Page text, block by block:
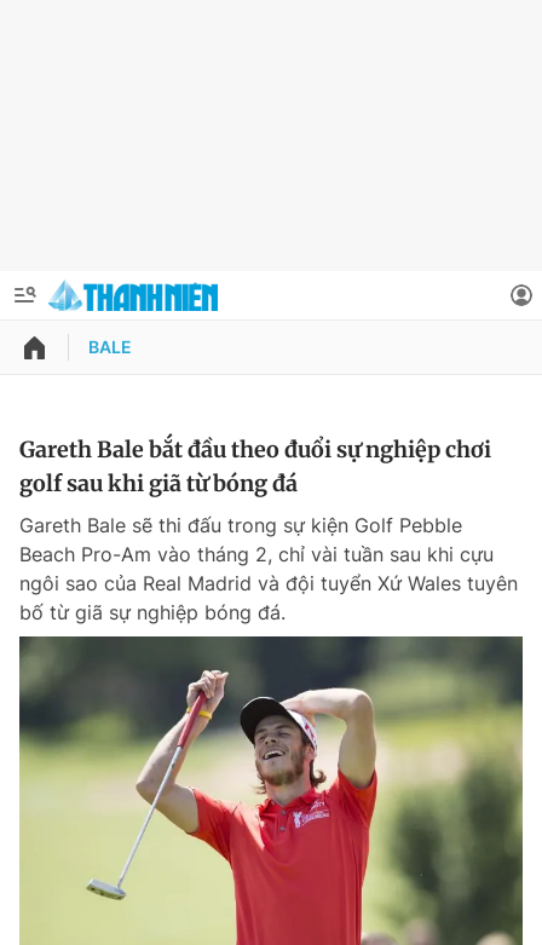
QUẢNG CÁO
Chuyên mục khác
Chào ngày mới Tin 24h
Tin thị trường Tin 360
Video Magazine
Sản phẩm khác
Bạn cần biết
Thông tin tài khoản
Đổi mật khẩu
Tin đã xem
BALE
Gareth Bale bắt đầu theo đuổi sự nghiệp chơi
golf sau khi giã từ bóng đá
Gareth Bale sẽ thi đấu trong sự kiện Golf Pebble
Beach Pro-Am vào tháng 2, chỉ vài tuần sau khi cựu
ngôi sao của Real Madrid và đội tuyển Xứ Wales tuyên
bố từ giã sự nghiệp bóng đá.